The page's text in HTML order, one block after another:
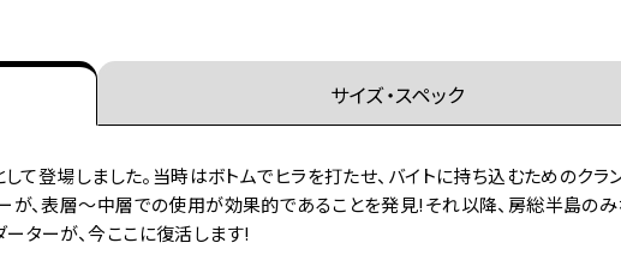
サイズ・スペック
て登場しました。当時はボトムでヒラを打たせ、バイトに持ち込むためのクラ
が、表層～中層での使用が効果的であることを発見!それ以降、房総半島の
ターが、今ここに復活します!